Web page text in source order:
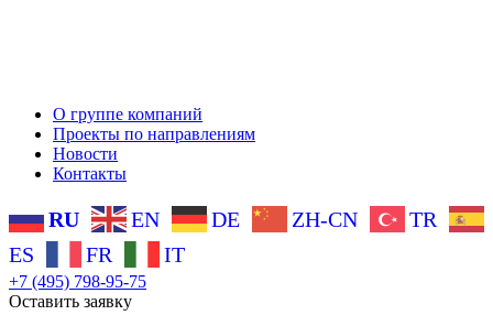
О группе компаний
Проекты по направлениям
Новости
Контакты
RU EN DE ZH-CN
TR
ES
FR IT
+7 (495) 798-95-75
Оставить заявку